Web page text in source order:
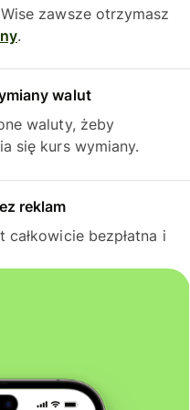
zawsze otrzymasz
.
walut
waluty, żeby
się kurs wymiany.
reklam
bezpłatna i